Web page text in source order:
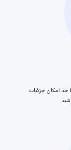
حد امکان جزئیات